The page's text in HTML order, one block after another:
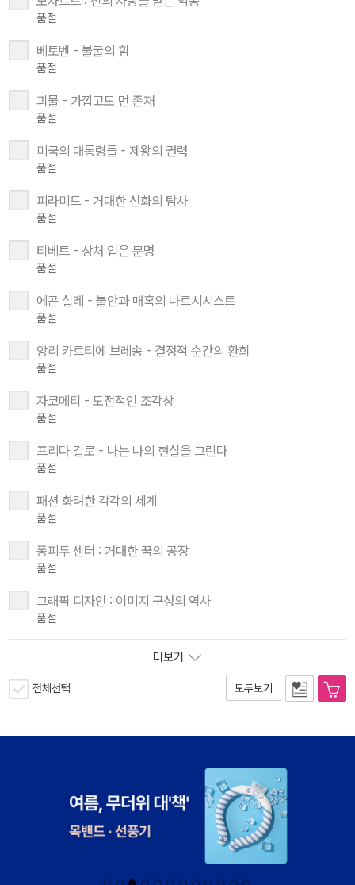
품절
베토벤 - 불굴의 힘
품절
괴물 - 가깝고도 먼 존재
품절
미국의 대통령들 - 제왕의 권력
품절
피라미드 - 거대한 신화의 탐사
품절
티베트 - 상처 입은 문명
품절
에곤 실레 - 불안과 매혹의 나르시시스트
품절
앙리 카르티에 브레송 - 결정적 순간의 환희
품절
자코메티 - 도전적인 조각상
품절
프리다 칼로 - 나는 나의 현실을 그린다
품절
패션 화려한 감각의 세계
품절
퐁피두 센터 : 거대한 꿈의 공장
품절
그래픽 디자인 : 이미지 구성의 역사
품절
더보기
전체선택 모두보기